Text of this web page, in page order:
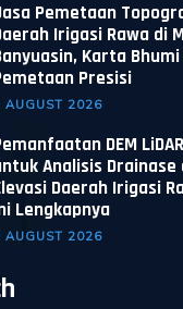
Pemetaan
Irigasi Rawa di
Karta
Presisi
AUGUST 2026
DEM LiDAR
Analisis Drainase
Daerah Irigasi
Lengkapnya
AUGUST 2026